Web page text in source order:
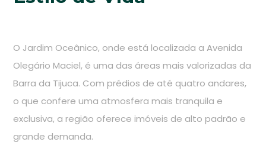
O Jardim Oceânico, onde está localizada a Avenida
Olegário Maciel, é uma das áreas mais valorizadas da
Barra da Tijuca. Com prédios de até quatro andares,
o que confere uma atmosfera mais tranquila e
exclusiva, a região oferece imóveis de alto padrão e
grande demanda.